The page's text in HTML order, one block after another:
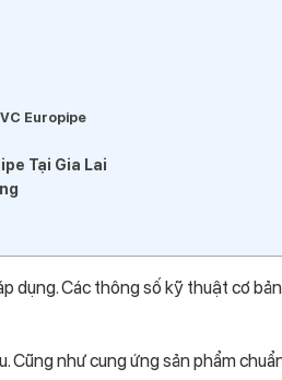
Europipe
Tại Gia Lai
dụng. Các thông số kỹ thuật cơ
Cũng như cung ứng sản phẩm